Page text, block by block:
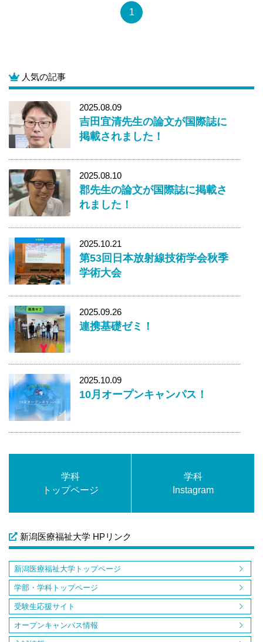
1
人気の記事
2025.08.09
吉田宜清先生の論文が国際誌に
掲載されました！
2025.08.10
郡先生の論文が国際誌に掲載さ
れました！
2025.10.21
第53回日本放射線技術学会秋季
学術大会
2025.09.26
連携基礎ゼミ！
2025.10.09
10月オープンキャンパス！
学科
トップページ
学科
Instagram
新潟医療福祉大学 HPリンク
新潟医療福祉大学トップページ
学部・学科トップページ
受験生応援サイト
オープンキャンパス情報